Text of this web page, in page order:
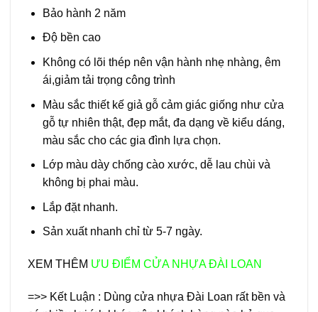
Bảo hành 2 năm
Độ bền cao
Không có lõi thép nên vận hành nhẹ nhàng, êm
ái,giảm tải trọng công trình
Màu sắc thiết kế giả gỗ cảm giác giống như cửa
gỗ tự nhiên thật, đẹp mắt, đa dạng về kiểu dáng,
màu sắc cho các gia đình lựa chọn.
Lớp màu dày chống cào xước, dễ lau chùi và
không bị phai màu.
Lắp đặt nhanh.
Sản xuất nhanh chỉ từ 5-7 ngày.
XEM THÊM ƯU ĐIỂM CỬA NHỰA ĐÀI LOAN
=>> Kết Luận : Dùng cửa nhựa Đài Loan rất bền và